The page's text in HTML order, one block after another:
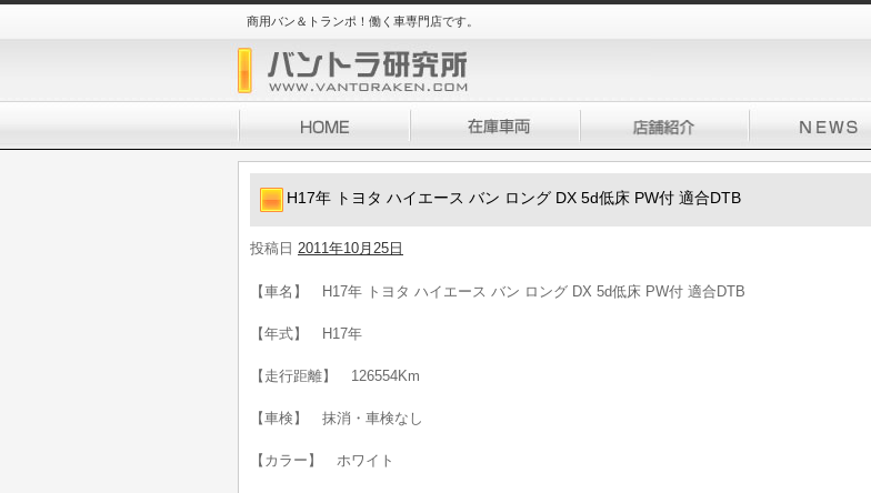
商用バン＆トランポ！働く車専門店です。
H17年 トヨタ ハイエース バン ロング DX 5d低床 PW付 適合DTB
投稿日 2011年10月25日
【車名】 H17年 トヨタ ハイエース バン ロング DX 5d低床 PW付 適合DTB
【年式】 H17年
【走行距離】 126554Km
【車検】 抹消・車検なし
【カラー】 ホワイト